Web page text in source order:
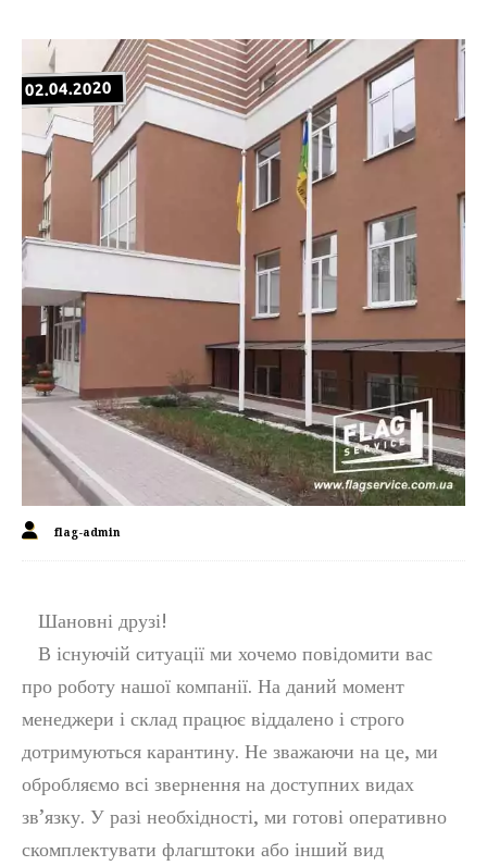
02.04.2020
flag-admin
Шановні друзі!
В існуючій ситуації ми хочемо повідомити вас
про роботу нашої компанії. На даний момент
менеджери і склад працює віддалено і строго
дотримуються карантину. Не зважаючи на це, ми
обробляємо всі звернення на доступних видах
зв’язку. У разі необхідності, ми готові оперативно
скомплектувати флагштоки або інший вид